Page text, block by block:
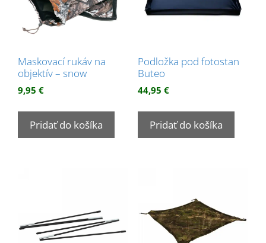
Maskovací rukáv na
objektív – snow
9,95 €
Pridať do košíka
Podložka pod fotostan
Buteo
44,95 €
Pridať do košíka